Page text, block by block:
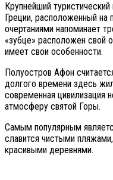
Крупнейший
Греции, расположенный
очертаниями напоминает
«зубце» расположен свой
имеет свои особенности.
Полуостров Афон
долгого времени здесь
современная цивилизация
атмосферу святой Горы.
Самым популярным
славится чистыми
красивыми деревнями.